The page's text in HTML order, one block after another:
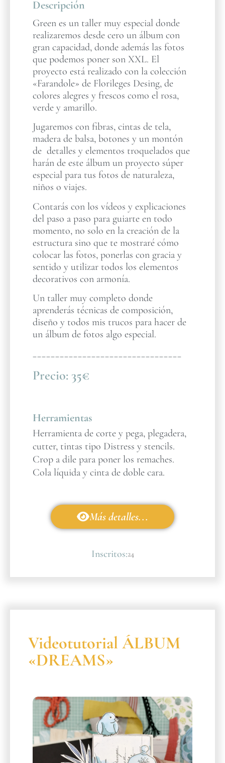
Descripción
Green es un taller muy especial donde
realizaremos desde cero un álbum con
gran capacidad, donde además las fotos
que podemos poner son XXL. El
proyecto está realizado con la colección
«Farandole» de Florileges Desing, de
colores alegres y frescos como el rosa,
verde y amarillo.
Jugaremos con fibras, cintas de tela,
madera de balsa, botones y un montón
de detalles y elementos troquelados que
harán de este álbum un proyecto súper
especial para tus fotos de naturaleza,
niños o viajes.
Contarás con los vídeos y explicaciones
del paso a paso para guiarte en todo
momento, no solo en la creación de la
estructura sino que te mostraré cómo
colocar las fotos, ponerlas con gracia y
sentido y utilizar todos los elementos
decorativos con armonía.
Un taller muy completo donde
aprenderás técnicas de composición,
diseño y todos mis trucos para hacer de
un álbum de fotos algo especial.
_________________________________
Precio: 35€
Herramientas
Herramienta de corte y pega, plegadera,
cutter, tintas tipo Distress y stencils.
Crop a dile para poner los remaches.
Cola líquida y cinta de doble cara.
Más detalles...
Inscritos:24
Videotutorial ÁLBUM
«DREAMS»